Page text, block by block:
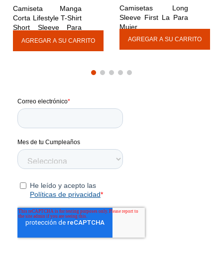
Camiseta Manga
Corta Lifestyle T-Shirt
Short Sleeve Para
Mujer
Camisetas Long
Sleeve First La Para
Mujer